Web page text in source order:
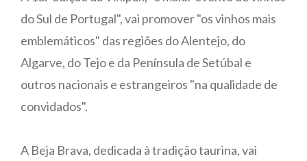
do Sul de Portugal", vai promover "os vinhos mais
emblemáticos" das regiões do Alentejo, do
Algarve, do Tejo e da Península de Setúbal e
outros nacionais e estrangeiros "na qualidade de
convidados".
A Beja Brava, dedicada à tradição taurina, vai